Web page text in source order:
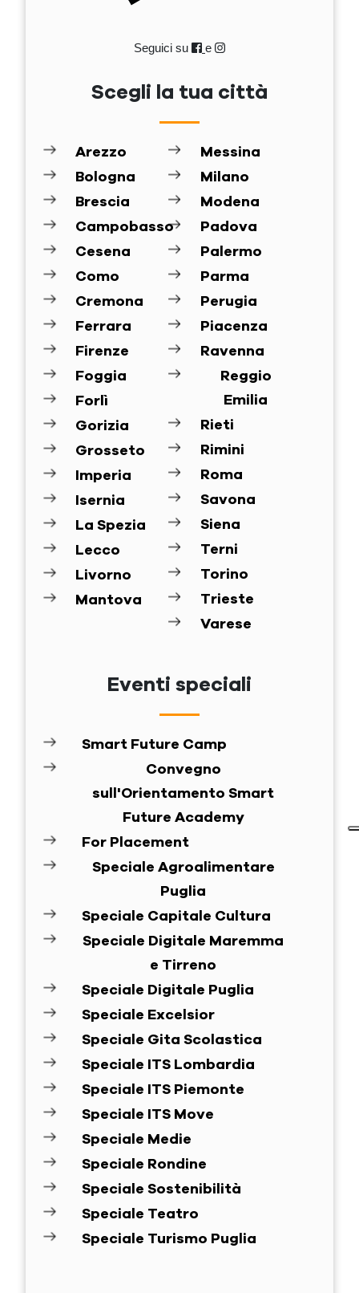
Seguici su e
Scegli la tua città
Arezzo
Bologna
Brescia
Campobasso
Cesena
Como
Cremona
Ferrara
Firenze
Foggia
Forlì
Gorizia
Grosseto
Imperia
Isernia
La Spezia
Lecco
Livorno
Mantova
Messina
Milano
Modena
Padova
Palermo
Parma
Perugia
Piacenza
Ravenna
Reggio
Emilia
Rieti
Rimini
Roma
Savona
Siena
Terni
Torino
Trieste
Varese
Eventi speciali
Smart Future Camp
Convegno
sull'Orientamento Smart
Future Academy
For Placement
Speciale Agroalimentare
Puglia
Speciale Capitale Cultura
Speciale Digitale Maremma
e Tirreno
Speciale Digitale Puglia
Speciale Excelsior
Speciale Gita Scolastica
Speciale ITS Lombardia
Speciale ITS Piemonte
Speciale ITS Move
Speciale Medie
Speciale Rondine
Speciale Sostenibilità
Speciale Teatro
Speciale Turismo Puglia